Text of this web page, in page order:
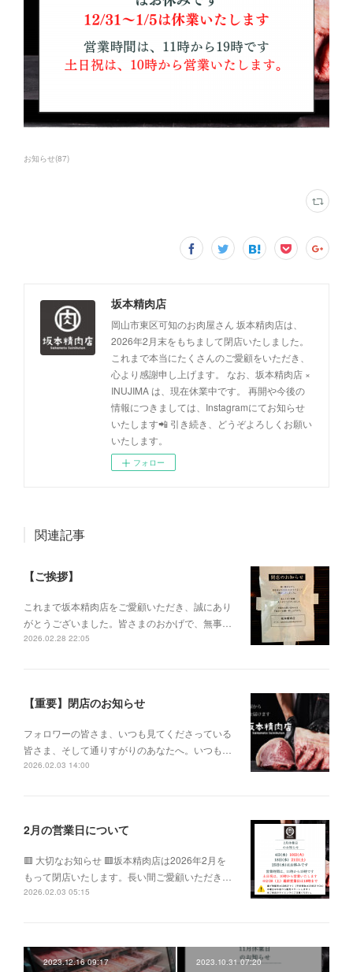
お知らせ(87)
坂本精肉店
岡山市東区可知のお肉屋さん 坂本精肉店は、
2026年2月末をもちまして閉店いたしました。
これまで本当にたくさんのご愛顧をいただき、
心より感謝申し上げます。 なお、坂本精肉店 ×
INUJIMA は、現在休業中です。 再開や今後の
情報につきましては、Instagramにてお知らせ
いたします📲 引き続き、どうぞよろしくお願い
いたします。
フォロー
関連記事
【ご挨拶】
これまで坂本精肉店をご愛顧いただき、誠にあり
がとうございました。皆さまのおかげで、無事…
2026.02.28 22:05
【重要】閉店のお知らせ
フォロワーの皆さま、いつも見てくださっている
皆さま、そして通りすがりのあなたへ。いつも…
2026.02.03 14:00
2月の営業日について
🟥 大切なお知らせ 🟥坂本精肉店は2026年2月を
もって閉店いたします。長い間ご愛顧いただき…
2026.02.03 05:15
2023.12.16 09:17 2023.10.31 07:20